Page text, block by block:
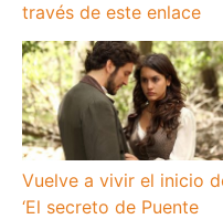
través de este enlace
Vuelve a vivir el inicio
‘El secreto de Puente